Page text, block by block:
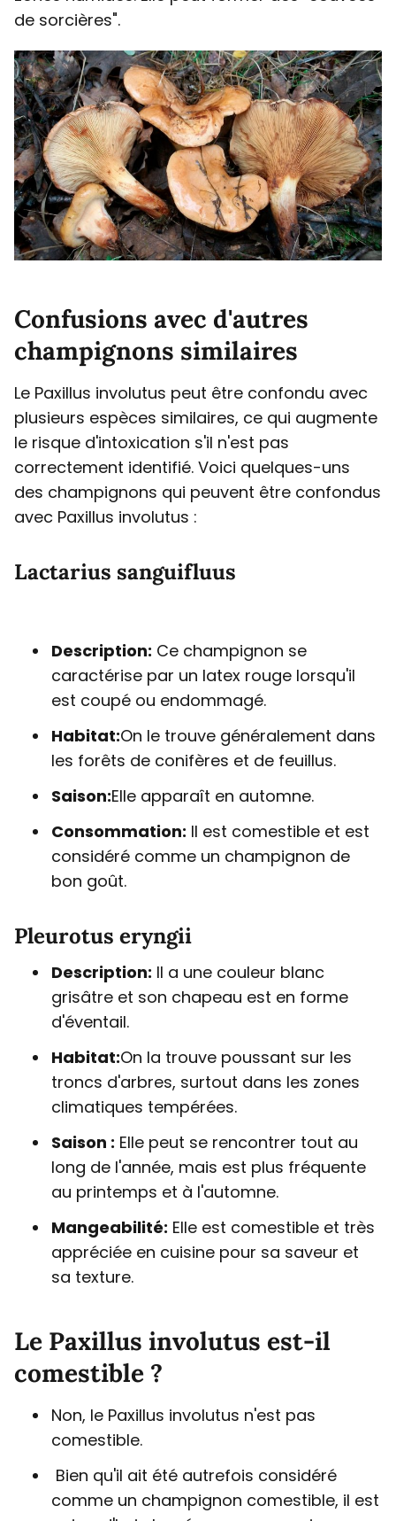
de sorcières".
Confusions avec d'autres
champignons similaires
Le Paxillus involutus peut être confondu avec
plusieurs espèces similaires, ce qui augmente
le risque d'intoxication s'il n'est pas
correctement identifié. Voici quelques-uns
des champignons qui peuvent être confondus
avec Paxillus involutus :
Lactarius sanguifluus
Description: Ce champignon se
caractérise par un latex rouge lorsqu'il
est coupé ou endommagé.
Habitat:On le trouve généralement dans
les forêts de conifères et de feuillus.
Saison:Elle apparaît en automne.
Consommation: Il est comestible et est
considéré comme un champignon de
bon goût.
Pleurotus eryngii
Description: Il a une couleur blanc
grisâtre et son chapeau est en forme
d'éventail.
Habitat:On la trouve poussant sur les
troncs d'arbres, surtout dans les zones
climatiques tempérées.
Saison : Elle peut se rencontrer tout au
long de l'année, mais est plus fréquente
au printemps et à l'automne.
Mangeabilité: Elle est comestible et très
appréciée en cuisine pour sa saveur et
sa texture.
Le Paxillus involutus est-il
comestible ?
Non, le Paxillus involutus n'est pas
comestible.
Bien qu'il ait été autrefois considéré
comme un champignon comestible, il est